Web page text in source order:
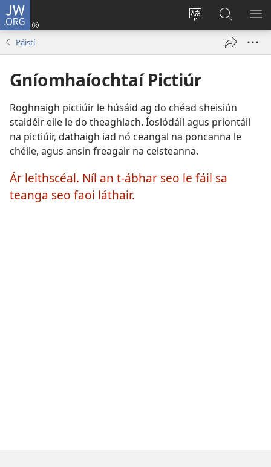
JW.ORG
Athraigh
Logáil
Isteach
ar
JW.ORG
Páistí
Gníomhaíochtaí Pictiúr
Roghnaigh pictiúir le húsáid ag do chéad sheisiún
staidéir eile le do theaghlach. Íoslódáil agus priontáil
na pictiúir, dathaigh iad nó ceangal na poncanna le
chéile, agus ansin freagair na ceisteanna.
Ár leithscéal. Níl an t-ábhar seo le fáil sa
teanga seo faoi láthair.